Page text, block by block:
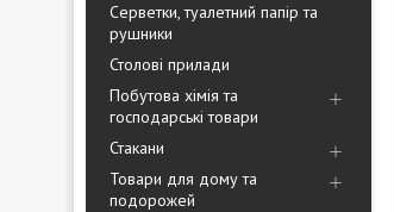
Серветки, туалетний папір та
рушники
Столові прилади
Побутова хімія та
господарські товари
Стакани
Товари для дому та
подорожей